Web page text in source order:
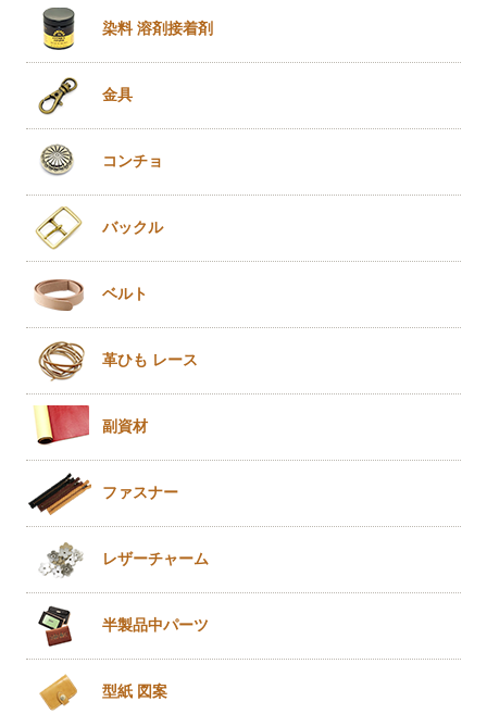
染料 溶剤接着剤
金具
コンチョ
バックル
ベルト
革ひも レース
副資材
ファスナー
レザーチャーム
半製品中パーツ
型紙 図案